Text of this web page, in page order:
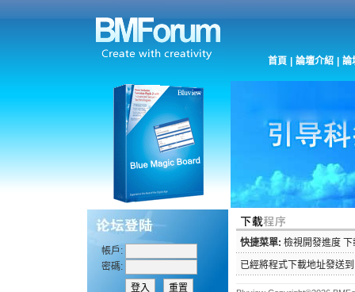
首頁 論壇介紹 論
帳戶:
密碼:
快捷菜單: 檢視開發進度
已經將程式下載地址發送